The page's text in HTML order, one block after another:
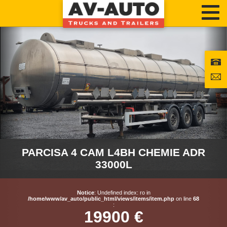
PARCISA 4 CAM L4BH CHEMIE ADR
33000L
Notice: Undefined index: ro in
/home/www/av_auto/public_html/views/items/item.php on line 68
:
19900 €